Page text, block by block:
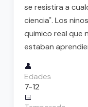
se resistira a
ciencia". Los
quimico real que
estaban
👤
Edades
7-12
📅